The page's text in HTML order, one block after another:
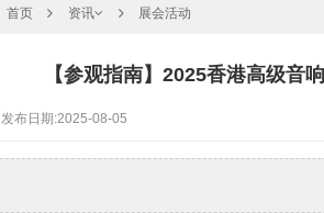
首页 资讯 展会活动
【参观指南】2025香港高级音
发布日期:2025-08-05